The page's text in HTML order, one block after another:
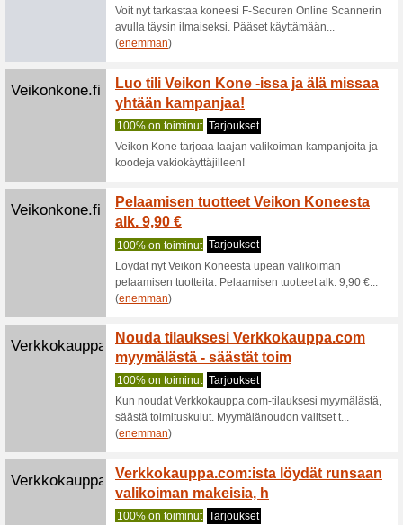
Tutustu
(
Lenovo.com
Lenovo.com Ajurit